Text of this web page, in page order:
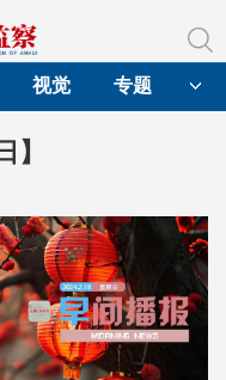
视觉 专题
】